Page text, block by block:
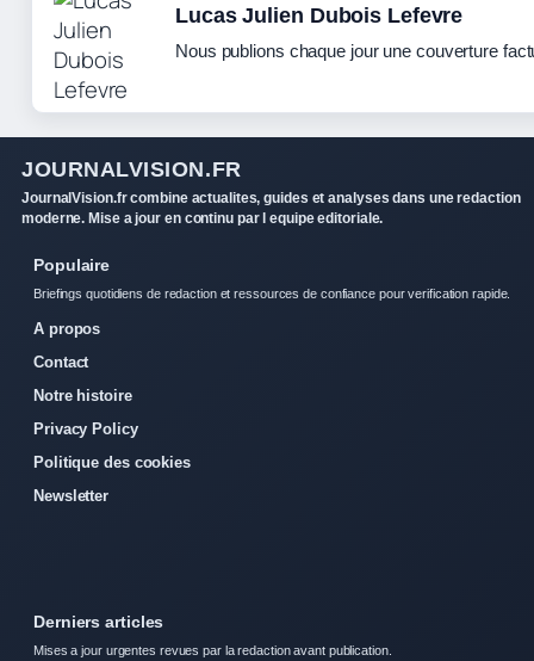
Lucas Julien Dubois Lefevre
Nous publions chaque jour une couverture
JOURNALVISION.FR
JournalVision.fr combine actualites, guides et analyses dans une redaction
moderne. Mise a jour en continu par l equipe editoriale.
Populaire
Briefings quotidiens de redaction et ressources de confiance pour verification rapide.
A propos
Contact
Notre histoire
Privacy Policy
Politique des cookies
Newsletter
Derniers articles
Mises a jour urgentes revues par la redaction avant publication.